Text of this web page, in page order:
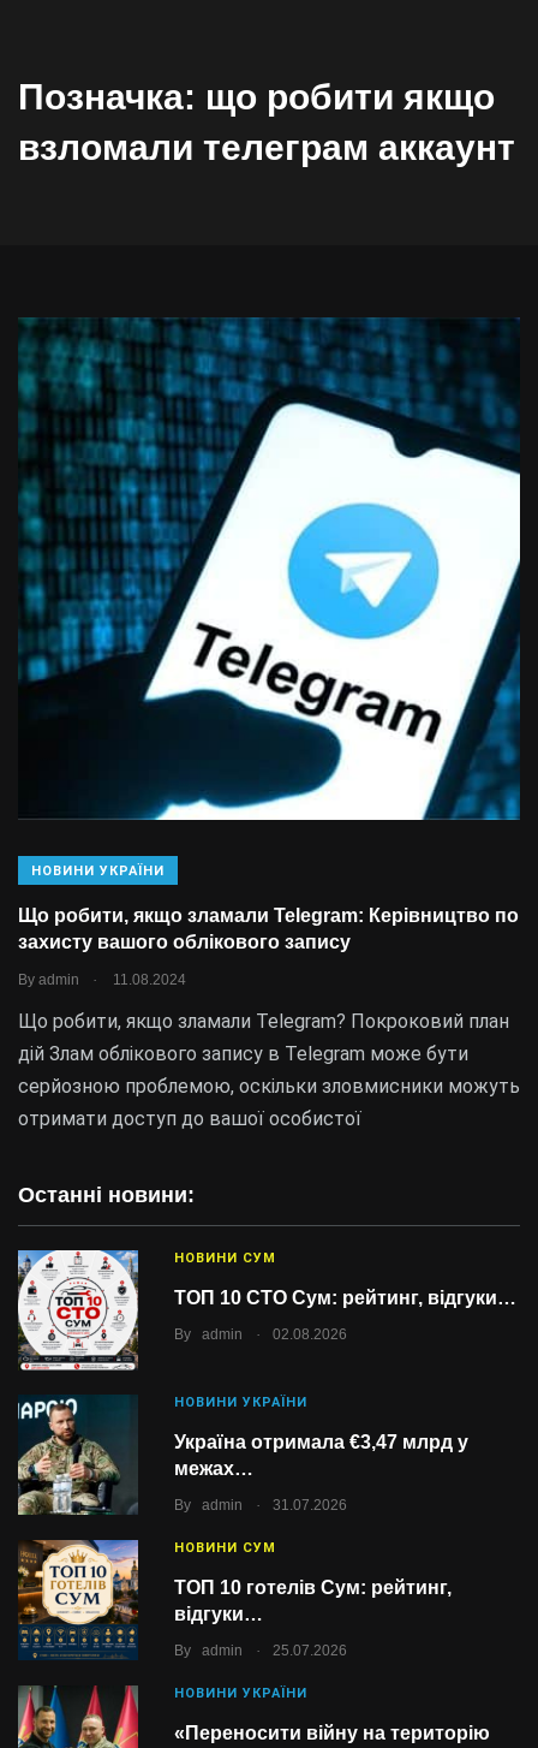
Позначка: що робити якщо
взломали телеграм аккаунт
НОВИНИ УКРАЇНИ
Що робити, якщо зламали Telegram: Керівництво по
захисту вашого облікового запису
By admin . 11.08.2024
Що робити, якщо зламали Telegram? Покроковий план
дій Злам облікового запису в Telegram може бути
серйозною проблемою, оскільки зловмисники можуть
отримати доступ до вашої особистої
Останні новини:
НОВИНИ СУМ
ТОП 10 СТО Сум: рейтинг, відгуки…
By admin . 02.08.2026
НОВИНИ УКРАЇНИ
Україна отримала €3,47 млрд у
межах…
By admin . 31.07.2026
НОВИНИ СУМ
ТОП 10 готелів Сум: рейтинг,
відгуки…
By admin . 25.07.2026
НОВИНИ УКРАЇНИ
«Переносити війну на територію